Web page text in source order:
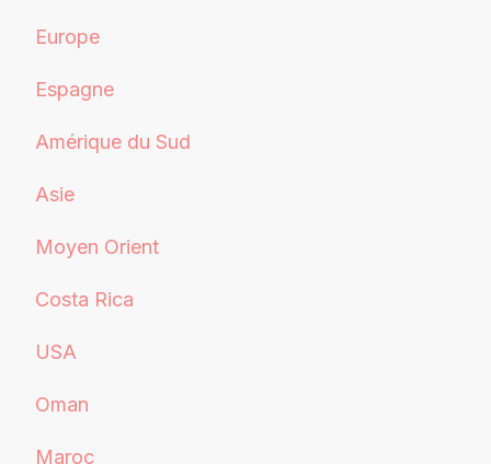
Europe
Espagne
Amérique du Sud
Asie
Moyen Orient
Costa Rica
USA
Oman
Maroc